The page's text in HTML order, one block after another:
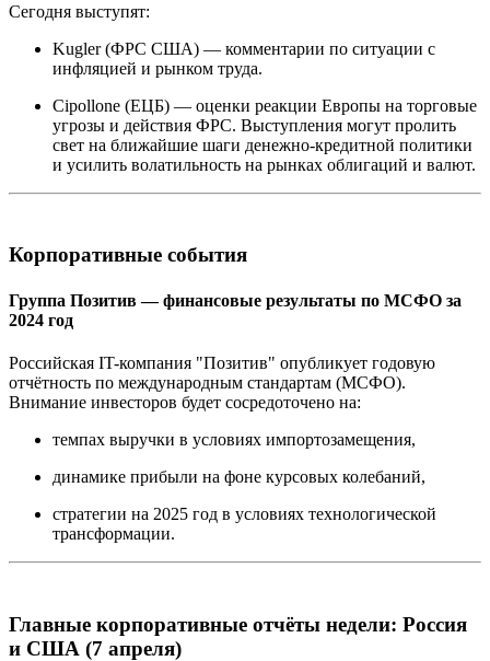
Сегодня выступят:
Kugler (ФРС США) — комментарии по ситуации с
инфляцией и рынком труда.
Cipollone (ЕЦБ) — оценки реакции Европы на торговые
угрозы и действия ФРС. Выступления могут пролить
свет на ближайшие шаги денежно-кредитной политики
и усилить волатильность на рынках облигаций и валют.
Корпоративные события
Группа Позитив — финансовые результаты по МСФО за
2024 год
Российская IT-компания "Позитив" опубликует годовую
отчётность по международным стандартам (МСФО).
Внимание инвесторов будет сосредоточено на:
темпах выручки в условиях импортозамещения,
динамике прибыли на фоне курсовых колебаний,
стратегии на 2025 год в условиях технологической
трансформации.
Главные корпоративные отчёты недели: Россия
и США (7 апреля)